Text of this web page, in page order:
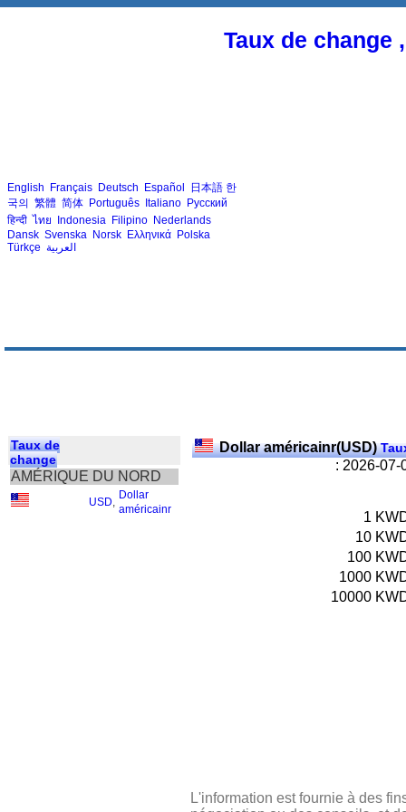
Taux de change
English Français Deutsch Español 日本語 한
국의 繁體 简体 Português Italiano Русский
हिन्दी ไทย Indonesia Filipino Nederlands
Dansk Svenska Norsk Ελληνικά Polska
Türkçe العربية
Taux de
change
AMÉRIQUE DU NORD
USD
Dollar
américainr
Dollar américainr(USD)
: 2026-07-
1
10
100
1000
10000
L'information est fournie à des